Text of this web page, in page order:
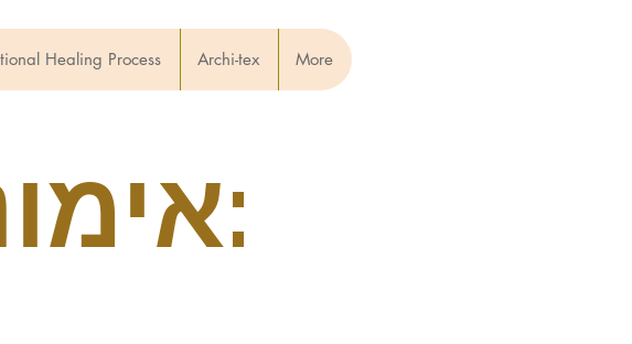
Healing Process Archi-tex More
אימונים קרובים: